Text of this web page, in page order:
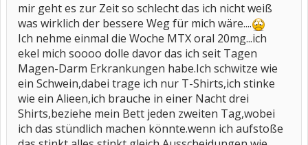
mir geht es zur Zeit so schlecht das ich nicht weiß
was wirklich der bessere Weg für mich wäre....
Ich nehme einmal die Woche MTX oral 20mg...ich
ekel mich soooo dolle davor das ich seit Tagen
Magen-Darm Erkrankungen habe.Ich schwitze wie
ein Schwein,dabei trage ich nur T-Shirts,ich stinke
wie ein Alieen,ich brauche in einer Nacht drei
Shirts,beziehe mein Bett jeden zweiten Tag,wobei
ich das stündlich machen könnte.wenn ich aufstoße